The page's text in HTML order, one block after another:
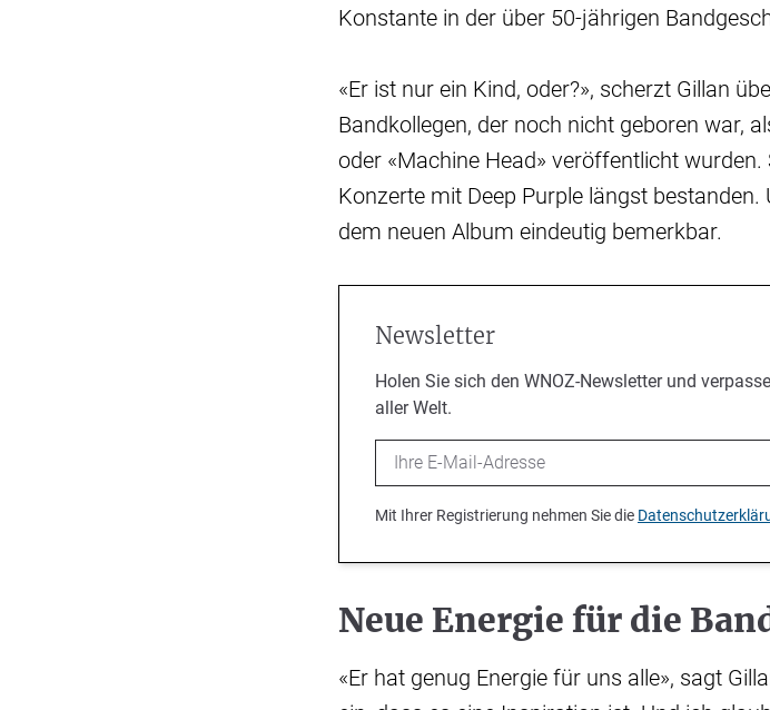
Konstante in der über 50-jährigen
«Er ist nur ein Kind, oder?», scherzt Gillan
Bandkollegen, der noch nicht geboren war,
oder «Machine Head» veröffentlicht
Konzerte mit Deep Purple längst
dem neuen Album eindeutig bemerkbar.
Newsletter
Holen Sie sich den WNOZ-Newsletter und
aller Welt.
Email
Mit Ihrer Registrierung nehmen Sie die
Neue Energie für die
«Er hat genug Energie für uns alle», sagt